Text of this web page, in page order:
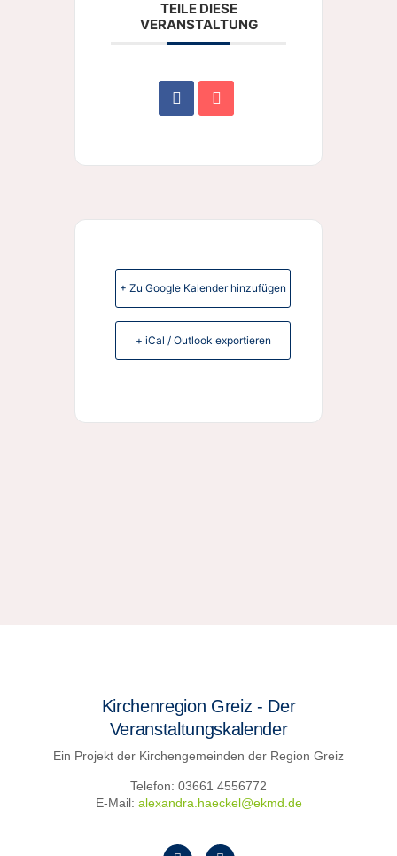
TEILE DIESE
VERANSTALTUNG
+ Zu Google Kalender hinzufügen
+ iCal / Outlook exportieren
Kirchenregion Greiz - Der
Veranstaltungskalender
Ein Projekt der Kirchengemeinden der Region Greiz
Telefon: 03661 4556772
E-Mail: alexandra.haeckel@ekmd.de